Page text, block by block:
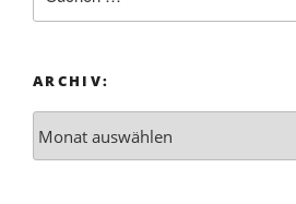
ARCHIV: